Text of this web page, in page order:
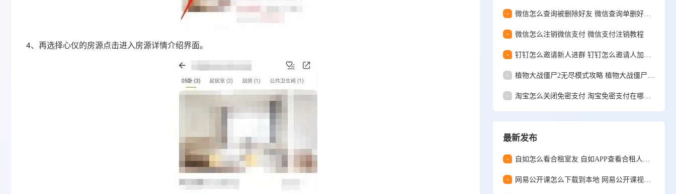
4、再选择心仪的房源点击进入房源详情介绍界面。
- 微信怎么查询被删除好友 微信查询单删好友方法
- 微信怎么注销微信支付 微信支付注销教程
- 钉钉怎么邀请新人进群 钉钉怎么邀请人加入群聊
- 植物大战僵尸2无尽模式攻略 植物大战僵尸2无尽模式怎么玩
- 淘宝怎么关闭免密支付 淘宝免密支付在哪里关闭
最新发布
- 自如怎么看合租室友 自如APP查看合租人信息的方法
- 网易公开课怎么下载到本地 网易公开课视频下载缓存的方法教程